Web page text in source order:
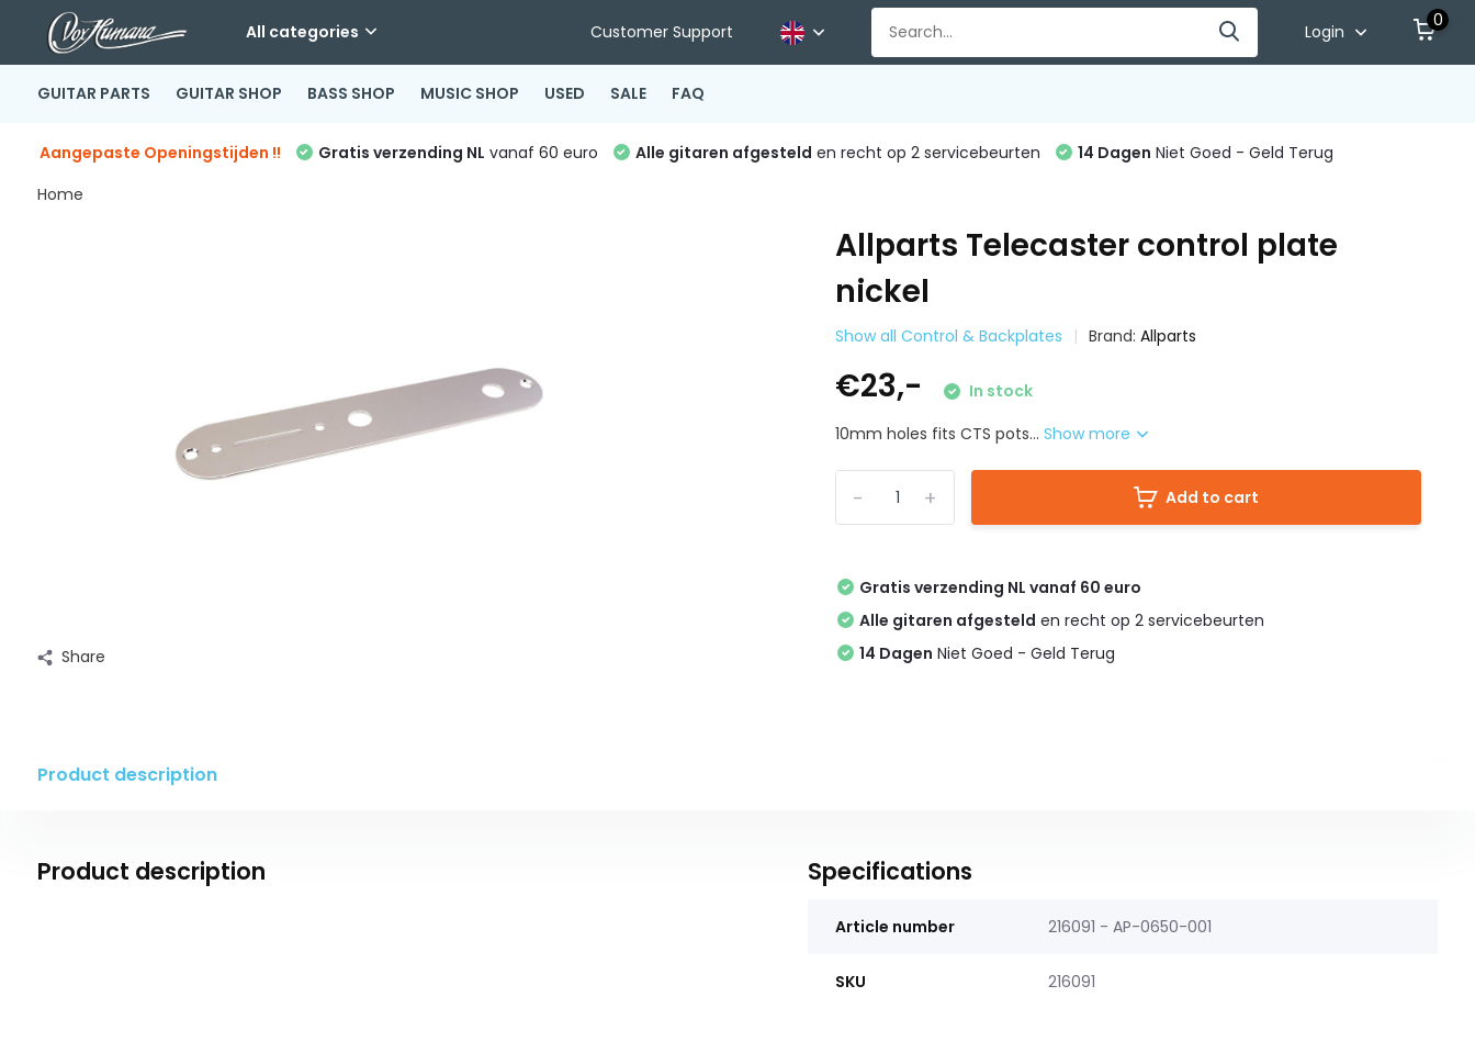
All categories Customer Support Login
0
GUITAR PARTS GUITAR SHOP BASS SHOP MUSIC SHOP USED SALE FAQ
Aangepaste Openingstijden !! Gratis verzending NL vanaf 60 euro Alle gitaren afgesteld en recht op 2 servicebeurten 14 Dagen Niet Goed - Geld Terug
Home
Share
Allparts Telecaster control plate
nickel
Show all Control & Backplates Brand:Allparts
€23,-
In stock
10mm holes fits CTS pots...Show more
+
- Add to cart
Gratis verzending NL vanaf 60 euro
Alle gitaren afgesteld en recht op 2 servicebeurten
14 Dagen Niet Goed - Geld Terug
Product description
Product description Specifications
Article number 216091 - AP-0650-001
SKU 216091